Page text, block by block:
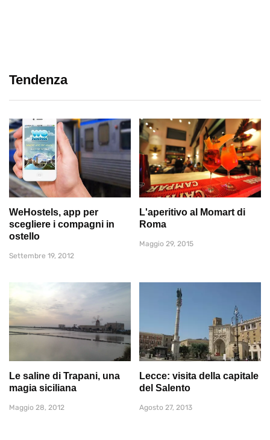
Tendenza
WeHostels, app per
scegliere i compagni in
ostello
Settembre 19, 2012
L'aperitivo al Momart di
Roma
Maggio 29, 2015
Le saline di Trapani, una
magia siciliana
Maggio 28, 2012
Lecce: visita della capitale
del Salento
Agosto 27, 2013